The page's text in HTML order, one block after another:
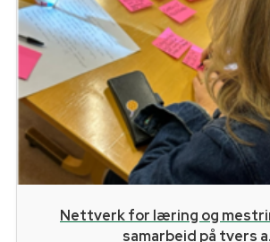
Nettverk for læring og
samarbeid på tvers